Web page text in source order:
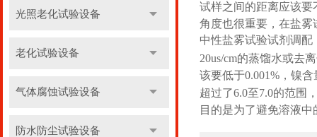
光照老化试验设备
老化试验设备
气体腐蚀试验设备
防水防尘试验设备
试样之间的距离应该要
角度也很重要，在盐雾
中性盐雾试验试剂调
20us/cm的蒸馏水或去
该要低于0.001%，镍
超过了6.0至7.0的范围
目的是为了避免溶液